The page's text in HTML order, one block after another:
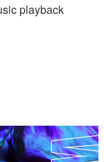
playback